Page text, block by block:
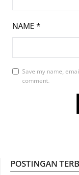
NAME *
Save my name,
comment.
POSTINGAN